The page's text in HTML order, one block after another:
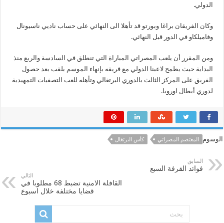
الدولي.
وكان الفريقان براغا وبورتو قد تأهلا الى النهائي على حساب ناديي ناسيونال
وفاميلكاو في الدور قبل النهائي.
ومن المقرر أن يلعب المصراتي المباراة التي تنطلق في السادسة والربع منذ
البداية حيث يطمح لاعبنا الدولي مع فريقه بإنهاء الموسم بلقب بعد حصول
الفريق على المركز الثالث بالدوري البرتغالي وتأهله للعب التصفيات التمهيدية
لدوري أبطال اوروبا.
الوسوم المعتصم المصراتي كأس البرتغال
السابق
فوائد القرفة السبع
التالي
القافلة الامنية تضبط 68 مطلوبا في
قضايا مختلفة خلال اسبوع